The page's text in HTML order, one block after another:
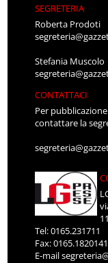
SEGRETERIA
Roberta Prodoti
Stefania Muscolo
CONTATTACI
Per
contattare la
Tel: 0165.231711
Fax: 0165.1820141
E-mail